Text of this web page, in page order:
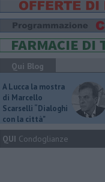
Qui Blog
A Lucca la mostra
di Marcello
Scarselli “Dialoghi
con la città"
QUI Condoglianze